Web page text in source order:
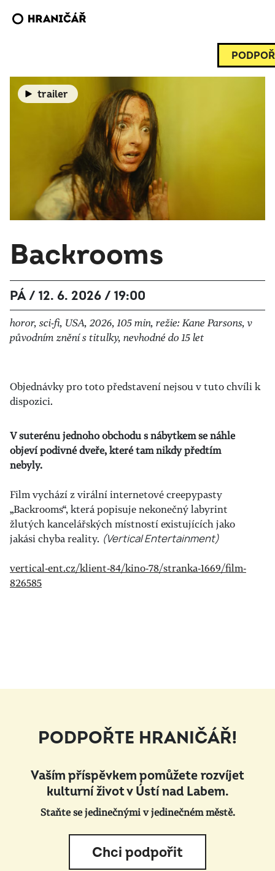
trailer
Backrooms
PÁ / 12. 6. 2026 / 19:00
horor, sci-fi, USA, 2026, 105 min, režie: Kane Parsons, v
původním znění s titulky, nevhodné do 15 let
Objednávky pro toto představení nejsou v tuto chvíli k
dispozici.
V suterénu jednoho obchodu s nábytkem se náhle
objeví podivné dveře, které tam nikdy předtím
nebyly.
Film vychází z virální internetové creepypasty
„Backrooms“, která popisuje nekonečný labyrint
žlutých kancelářských místností existujících jako
jakási chyba reality. (Vertical Entertainment)
vertical-ent.cz/klient-84/kino-78/stranka-1669/film-
826585
PODPOŘTE HRANIČÁŘ!
Vaším příspěvkem pomůžete rozvíjet
kulturní život v Ústí nad Labem.
Staňte se jedinečnými v jedinečném městě.
Chci podpořit